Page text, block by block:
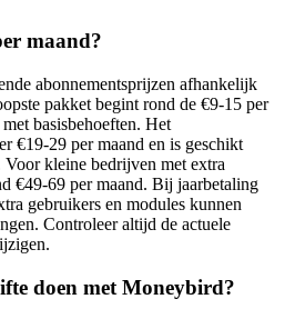
maand?
abonnementsprijzen afhankelijk
pakket begint rond de €9-15 per
basisbehoeften. Het
€19-29 per maand en is geschikt
kleine bedrijven met extra
€49-69 per maand. Bij jaarbetaling
gebruikers en modules kunnen
Controleer altijd de actuele
doen met Moneybird?